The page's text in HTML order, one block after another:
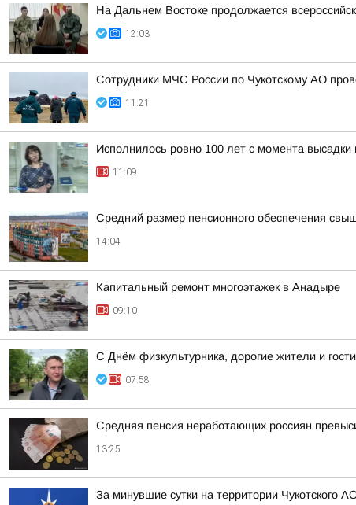
На Дальнем Востоке продолжается
12:03
Сотрудники МЧС России по Чукотскому АО
11:21
Исполнилось ровно 100 лет с момента высадки
11:09
Средний размер пенсионного обеспечения
14:04
Капитальный ремонт многоэтажек в Анадыре
09:10
С Днём физкультурника, дорогие жители и гости
07:58
Средняя пенсия неработающих россиян
13:25
За минувшие сутки на территории Чукотского